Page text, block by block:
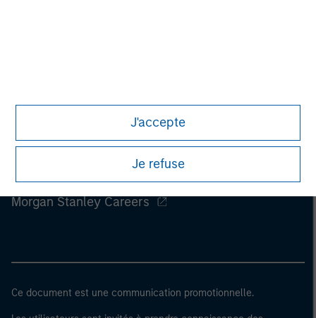
J'accepte
Je refuse
Morgan Stanley Careers
Ce document est une communication promotionnelle.